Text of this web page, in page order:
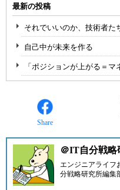
最新の投稿
それでいいのか、技術者た
自己中が未来を作る
「ポジションが上がる＝
Share
＠IT自分戦略
エンジニアライフ
分戦略研究所編集